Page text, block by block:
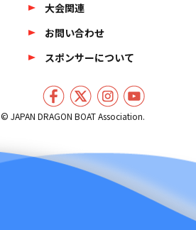
大会関連
お問い合わせ
スポンサーについて
© JAPAN DRAGON BOAT Association.